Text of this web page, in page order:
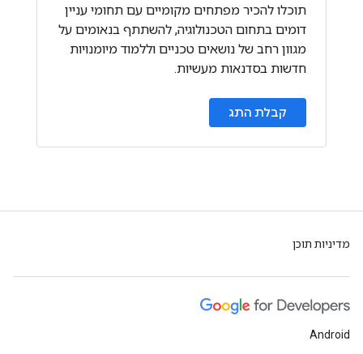
תוכלו להכיר מפתחים מקומיים עם תחומי עניין
דומים בתחום הטכנולוגיה, להשתתף בנאומים על
מגוון רחב של נושאים טכניים וללמוד מיומנויות
חדשות בסדנאות מעשיות.
קבלת התג
מדיניות תוכן
Android